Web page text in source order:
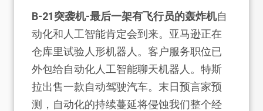
B-21突袭机-最后一架有飞行员的轰炸机自
动化和人工智能肯定会到来。亚马逊正在
仓库里试验人形机器人。客户服务职位已
外包给自动化人工智能聊天机器人。特斯
拉出售一款自动驾驶汽车。末日预言家预
测，自动化的持续蔓延将侵蚀我们整个经